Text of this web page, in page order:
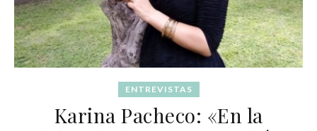
ENTREVISTAS
Karina Pacheco: «En la